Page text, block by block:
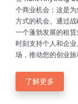
个商业机会；这是
方式的机会。通过
一个蓬勃发展的租
时刻支持个人和企
场，推动您的创业旅
了解更多